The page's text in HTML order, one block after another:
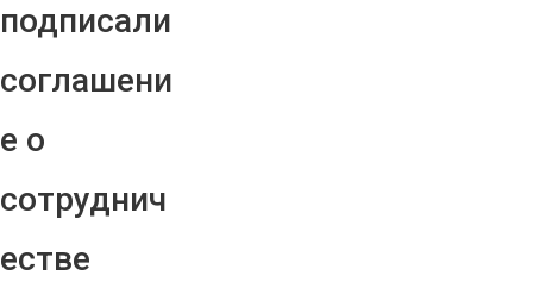
подписали
соглашени
е о
сотруднич
естве